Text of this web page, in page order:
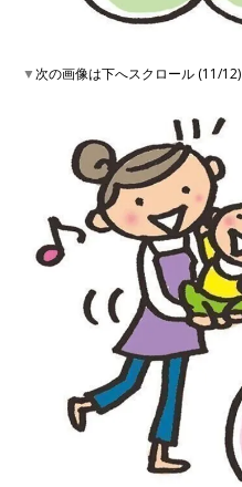
▼次の画像は下へスクロール (11/12)